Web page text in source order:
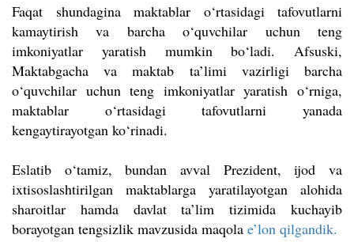
Faqat shundagina maktablar o‘rtasidagi tafovutlarni
kamaytirish va barcha o‘quvchilar uchun teng
imkoniyatlar yaratish mumkin bo‘ladi. Afsuski,
Maktabgacha va maktab ta’limi vazirligi barcha
o‘quvchilar uchun teng imkoniyatlar yaratish o‘rniga,
maktablar o‘rtasidagi tafovutlarni yanada
kengaytirayotgan ko‘rinadi.
Eslatib o‘tamiz, bundan avval Prezident, ijod va
ixtisoslashtirilgan maktablarga yaratilayotgan alohida
sharoitlar hamda davlat ta’lim tizimida kuchayib
borayotgan tengsizlik mavzusida maqola e’lon qilgandik.